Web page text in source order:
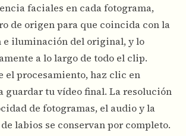
faciales en cada fotograma,
de origen para que coincida con la
e iluminación del original, y lo
a lo largo de todo el clip.
el procesamiento, haz clic en
guardar tu vídeo final. La resolución
de fotogramas, el audio y la
labios se conservan por completo.